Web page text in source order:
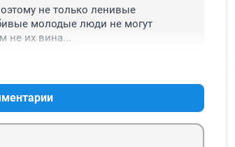
не только ленивые
молодые люди не могут
не их вина...